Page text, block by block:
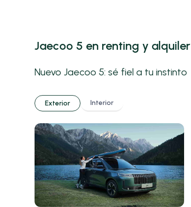
Jaecoo 5 en renting y alquiler
Nuevo Jaecoo 5: sé fiel a tu instinto
Exterior Interior